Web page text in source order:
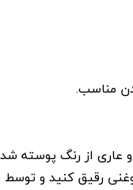
مناسب.
از رنگ پوسته
رقیق کنید و